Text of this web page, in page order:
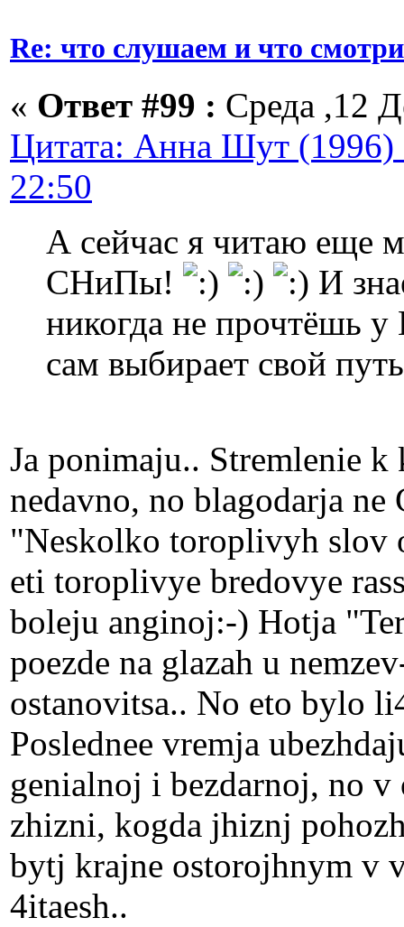
Re: что слушаем и что
« Ответ #99 : Среда ,12
Цитата: Анна Шут (1996)
22:50
А сейчас я читаю еще
СНиПы!
И
никогда не прочтёшь
сам выбирает свой
Ja ponimaju.. Stremlenie
nedavno, no blagodarja
"Neskolko toroplivyh slov
eti toroplivye bredovye
boleju anginoj:-) Hotja
poezde na glazah u
ostanovitsa.. No eto bylo
Poslednee vremja
genialnoj i bezdarnoj, no
zhizni, kogda jhiznj
bytj krajne ostorojhnym v
4itaesh..